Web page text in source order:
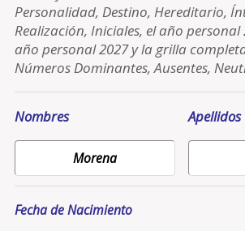
Personalidad, Destino, Hereditario,
Realización, Iniciales, el año
año personal 2027 y la grilla
Números Dominantes, Ausentes,
Nombres Apellidos
Fecha de Nacimiento